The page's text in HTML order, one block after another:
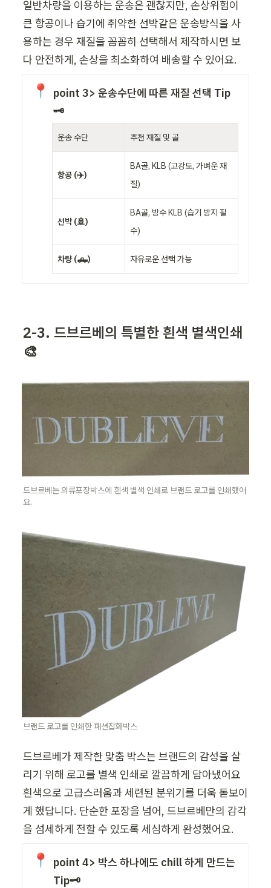
일반차량을 이용하는 운송은 괜찮지만, 손상위험이
큰 항공이나 습기에 취약한 선박같은 운송방식을 사
용하는 경우 재질을 꼼꼼히 선택해서 제작하시면 보
다 안전하게, 손상을 최소화하여 배송할 수 있어요.
📍
point 3> 운송수단에 따른 재질 선택 Tip
🗝️
운송 수단 추천 재질 및 골
항공 (✈️)
BA골, KLB (고강도, 가벼운 재
질)
선박 (🚢)
BA골, 방수 KLB (습기 방지 필
수)
차량 (🛻) 자유로운 선택 가능
2-3. 드브르베의 특별한 흰색 별색인쇄
🎨
드브르베는 의류포장박스에 흰색 별색 인쇄로 브랜드 로고를 인쇄했어
요.
브랜드 로고를 인쇄한 패션잡화박스
드브르베가 제작한 맞춤 박스는 브랜드의 감성을 살
리기 위해 로고를 별색 인쇄로 깔끔하게 담아냈어요
흰색으로 고급스러움과 세련된 분위기를 더욱 돋보이
게 했답니다. 단순한 포장을 넘어, 드브르베만의 감각
을 섬세하게 전할 수 있도록 세심하게 완성했어요.
📍
point 4> 박스 하나에도 chill 하게 만드는
Tip🗝️